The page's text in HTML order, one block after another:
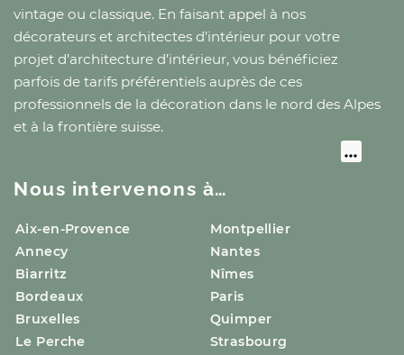
vintage ou classique. En faisant appel à nos
décorateurs et architectes d’intérieur pour votre
projet d’architecture d’intérieur, vous bénéficiez
parfois de tarifs préférentiels auprès de ces
professionnels de la décoration dans le nord des Alpes
et à la frontière suisse.
Nous intervenons à…
Aix-en-Provence
Annecy
Biarritz
Bordeaux
Bruxelles
Le Perche
Montpellier
Nantes
Nîmes
Paris
Quimper
Strasbourg